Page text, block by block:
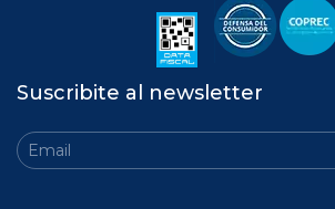
Suscribite al newsletter